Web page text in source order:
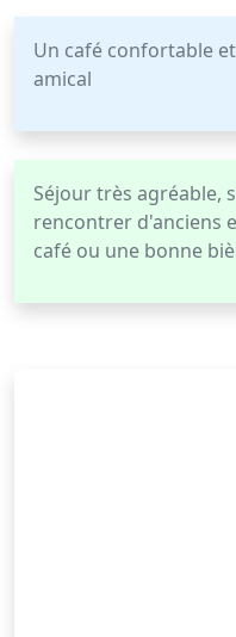
Un café confortable
amical
Séjour très agréable,
rencontrer d'anciens
café ou une bonne